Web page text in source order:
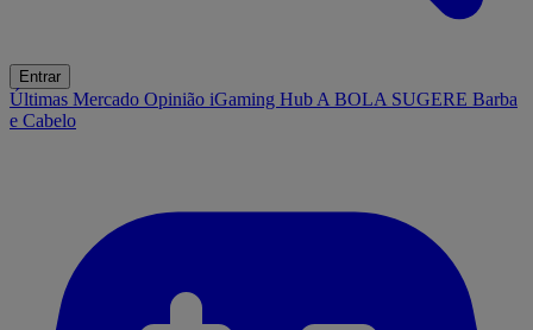
Entrar
Últimas Mercado Opinião iGaming Hub A BOLA SUGERE Barba
e Cabelo